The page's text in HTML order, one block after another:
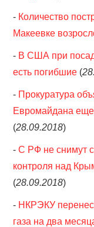
- Количество
Макеевке
- В США при
есть погибшие (
- Прокуратура
Евромайдана еще
(28.09.2018)
-С РФ не снимут
контроля над
(28.09.2018)
- НКРЭКУ
газа на два